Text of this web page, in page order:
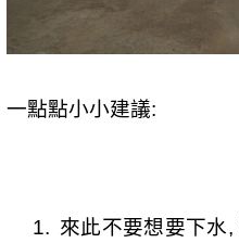
一點點小小建議:
1. 來此不要想要下水,